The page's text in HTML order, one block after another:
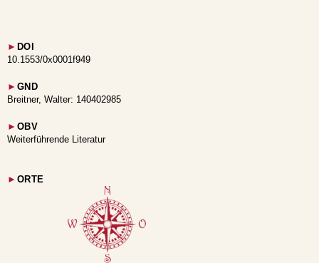
► DOI
10.1553/0x0001f949
► GND
Breitner, Walter: 140402985
► OBV
Weiterführende Literatur
► ORTE